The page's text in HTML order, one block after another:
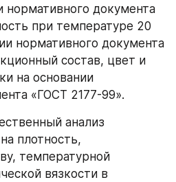
нормативного документа
при температуре 20
нормативного документа
состав, цвет и
на основании
«ГОСТ 2177-99».
анализ
плотность,
температурной
вязкости в